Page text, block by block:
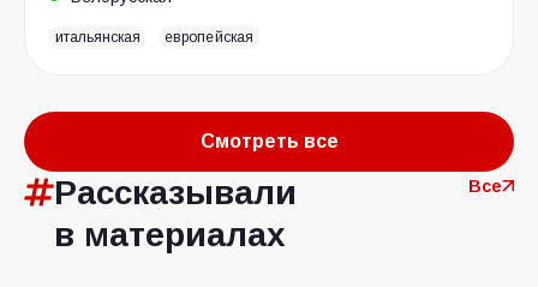
итальянская европейская
Смотреть все
Рассказывали
в материалах
Все